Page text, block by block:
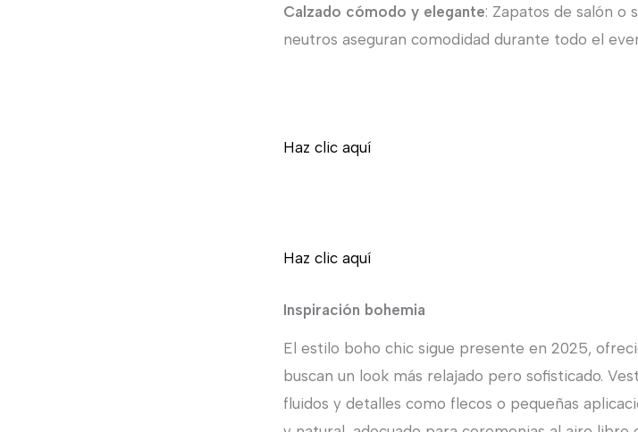
Calzado cómodo y elegante: Zapatos de salón o
neutros aseguran comodidad durante todo el
Haz clic aquí
Haz clic aquí
Inspiración bohemia
El estilo boho chic sigue presente en 2025,
buscan un look más relajado pero sofisticado.
fluidos y detalles como flecos o pequeñas